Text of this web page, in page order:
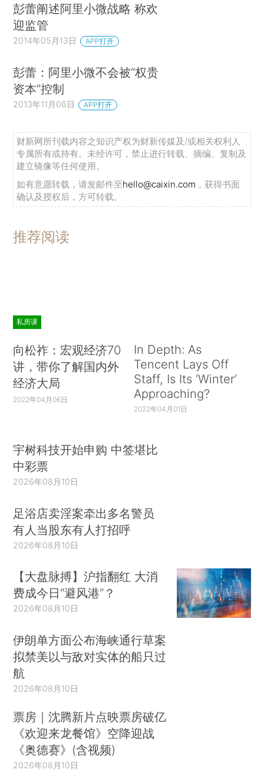
彭蕾阐述阿里小微战略 称欢
迎监管
2014年05月13日 APP打开
彭蕾：阿里小微不会被“权贵
资本”控制
2013年11月06日 APP打开
财新网所刊载内容之知识产权为财新传媒及/或相关权利人
专属所有或持有。未经许可，禁止进行转载、摘编、复制及
建立镜像等任何使用。
如有意愿转载，请发邮件至hello@caixin.com ，获得书面
确认及授权后，方可转载。
推荐阅读
私房课
向松祚：宏观经济70
讲，带你了解国内外
经济大局
2022年04月06日
In Depth: As
Tencent Lays Off
Staff, Is Its ‘Winter’
Approaching?
2022年04月01日
宇树科技开始申购 中签堪比
中彩票
2026年08月10日
足浴店卖淫案牵出多名警员
有人当股东有人打招呼
2026年08月10日
【大盘脉搏】沪指翻红 大消
费成今日“避风港”？
2026年08月10日
伊朗单方面公布海峡通行草案
拟禁美以与敌对实体的船只过
航
2026年08月10日
票房｜沈腾新片点映票房破亿
《欢迎来龙餐馆》空降迎战
《奥德赛》(含视频)
2026年08月10日